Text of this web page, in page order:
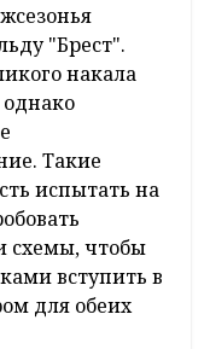
"Брест".
накала
однако
Такие
испытать на
схемы, чтобы
вступить в
для обеих